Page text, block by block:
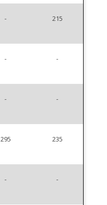
- 215
- -
- -
295 235
- -